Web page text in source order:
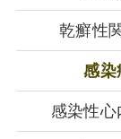
乾癬性
感染
感染性心